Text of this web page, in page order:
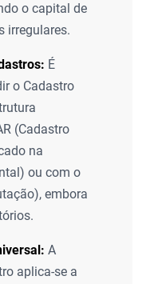
o capital de
irregulares.
É
o Cadastro
(Cadastro
na
ou com o
embora
A
aplica-se a